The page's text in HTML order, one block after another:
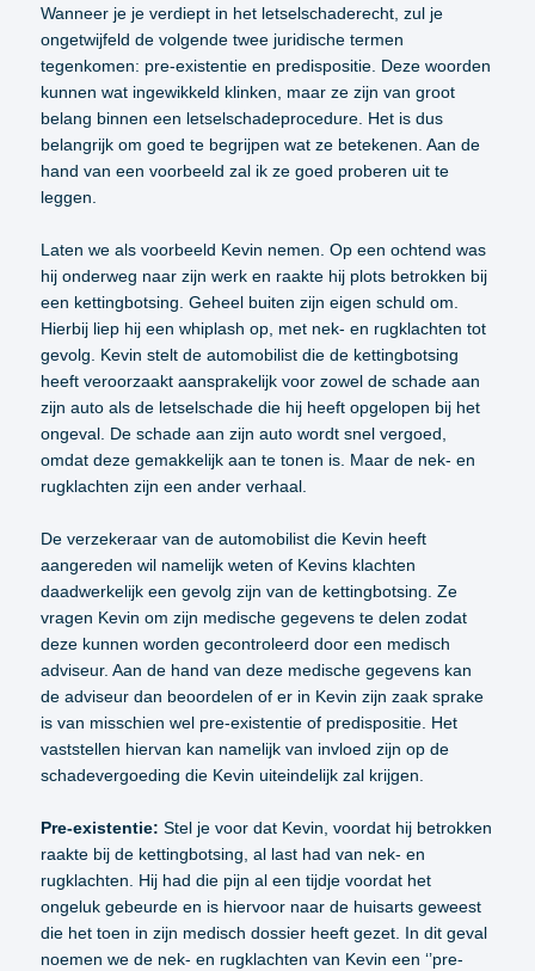
Wanneer je je verdiept in het letselschaderecht, zul je
ongetwijfeld de volgende twee juridische termen
tegenkomen: pre-existentie en predispositie. Deze woorden
kunnen wat ingewikkeld klinken, maar ze zijn van groot
belang binnen een letselschadeprocedure. Het is dus
belangrijk om goed te begrijpen wat ze betekenen. Aan de
hand van een voorbeeld zal ik ze goed proberen uit te
leggen.
Laten we als voorbeeld Kevin nemen. Op een ochtend was
hij onderweg naar zijn werk en raakte hij plots betrokken bij
een kettingbotsing. Geheel buiten zijn eigen schuld om.
Hierbij liep hij een whiplash op, met nek- en rugklachten tot
gevolg. Kevin stelt de automobilist die de kettingbotsing
heeft veroorzaakt aansprakelijk voor zowel de schade aan
zijn auto als de letselschade die hij heeft opgelopen bij het
ongeval. De schade aan zijn auto wordt snel vergoed,
omdat deze gemakkelijk aan te tonen is. Maar de nek- en
rugklachten zijn een ander verhaal.
De verzekeraar van de automobilist die Kevin heeft
aangereden wil namelijk weten of Kevins klachten
daadwerkelijk een gevolg zijn van de kettingbotsing. Ze
vragen Kevin om zijn medische gegevens te delen zodat
deze kunnen worden gecontroleerd door een medisch
adviseur. Aan de hand van deze medische gegevens kan
de adviseur dan beoordelen of er in Kevin zijn zaak sprake
is van misschien wel pre-existentie of predispositie. Het
vaststellen hiervan kan namelijk van invloed zijn op de
schadevergoeding die Kevin uiteindelijk zal krijgen.
Pre-existentie: Stel je voor dat Kevin, voordat hij betrokken
raakte bij de kettingbotsing, al last had van nek- en
rugklachten. Hij had die pijn al een tijdje voordat het
ongeluk gebeurde en is hiervoor naar de huisarts geweest
die het toen in zijn medisch dossier heeft gezet. In dit geval
noemen we de nek- en rugklachten van Kevin een ‘’pre-